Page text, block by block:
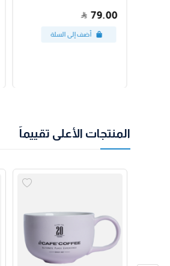
79.00
المنتجات الأعلى تقييماً